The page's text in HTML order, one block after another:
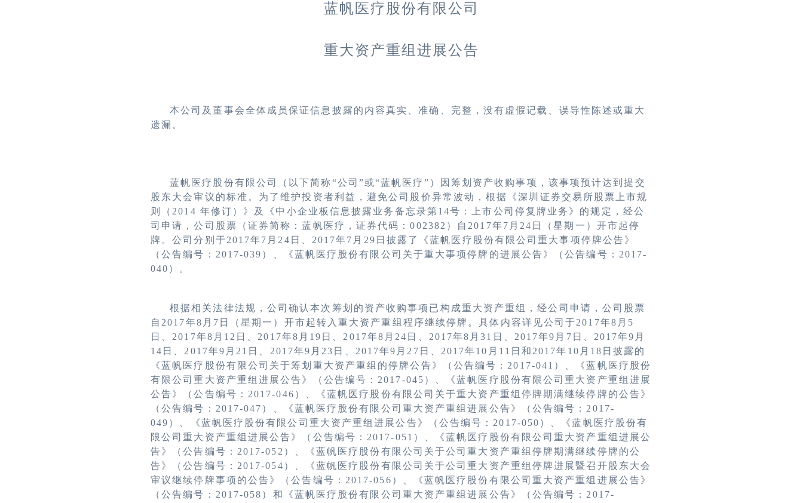
蓝帆医疗股份有限公司
重大资产重组进展公告
本公司及董事会全体成员保证信息披露的内容真实、准确、完整，没有虚假记载、误导性陈述或重大
遗漏。
蓝帆医疗股份有限公司（以下简称“公司”或“蓝帆医疗”）因筹划资产收购事项，该事项预计达到提交
股东大会审议的标准。为了维护投资者利益，避免公司股价异常波动，根据《深圳证券交易所股票上市规
则（ 2014 年修订）》及《中小企业板信息披露业务备忘录第 14号：上市公司停复牌业务》的规定，经公
司申请，公司股票（证券简称：蓝帆医疗，证券代码：002382 ）自 2017年7 月 24 日（星期一）开市起停
牌。公司分别于2017年7 月 24 日、 2017年7 月 29 日披露了《蓝帆医疗股份有限公司重大事项停牌公告》
（公告编号： 2017-039 ）、《蓝帆医疗股份有限公司关于重大事项停牌的进展公告》（公告编号： 2017-
040 ）。
根据相关法律法规，公司确认本次筹划的资产收购事项已构成重大资产重组，经公司申请，公司股票
自 2017年8 月 7 日（星期一）开市起转入重大资产重组程序继续停牌。具体内容详见公司于2017年8 月 5
日、 2017年8 月 12 日、 2017年8 月 19 日、 2017年8 月 24 日、 2017年8 月31 日、 2017年9 月 7 日、 2017年9 月
14 日、 2017年9 月 21 日、 2017年9 月 23 日、 2017年9 月 27 日、 2017年10 月 11 日和 2017年 10 月 18 日披露的
《蓝帆医疗股份有限公司关于筹划重大资产重组的停牌公告》（公告编号： 2017-041 ）、《蓝帆医疗股份
有限公司重大资产重组进展公告》（公告编号： 2017-045 ）、《蓝帆医疗股份有限公司重大资产重组进展
公告》（公告编号： 2017-046 ）、《蓝帆医疗股份有限公司关于重大资产重组停牌期满继续停牌的公告》
（公告编号： 2017-047 ）、《蓝帆医疗股份有限公司重大资产重组进展公告》（公告编号： 2017-
049 ）、《蓝帆医疗股份有限公司重大资产重组进展公告》（公告编号： 2017-050 ）、《蓝帆医疗股份有
限公司重大资产重组进展公告》（公告编号： 2017-051 ）、《蓝帆医疗股份有限公司重大资产重组进展公
告》（公告编号： 2017-052 ）、《蓝帆医疗股份有限公司关于公司重大资产重组停牌期满继续停牌的公
告》（公告编号： 2017-054 ）、《蓝帆医疗股份有限公司关于公司重大资产重组停牌进展暨召开股东大会
审议继续停牌事项的公告》（公告编号： 2017-056 ）、《蓝帆医疗股份有限公司重大资产重组进展公告》
（公告编号： 2017-058 ）和《蓝帆医疗股份有限公司重大资产重组进展公告》（公告编号： 2017-